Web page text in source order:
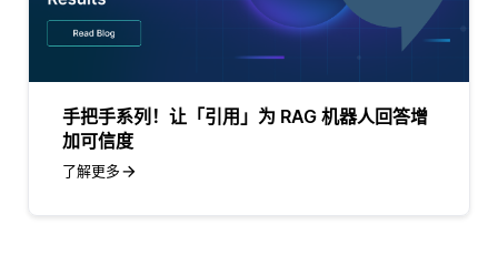
手把手系列！让「引用」为 RAG 机器人回答增
加可信度
了解更多